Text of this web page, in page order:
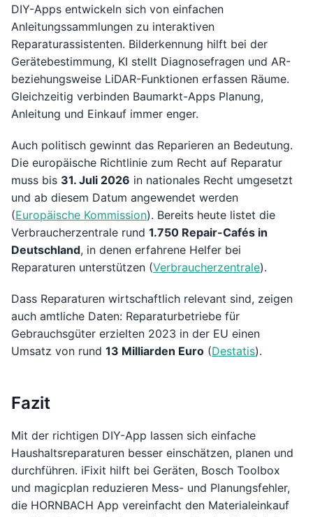
DIY-Apps entwickeln sich von einfachen
Anleitungssammlungen zu interaktiven
Reparaturassistenten. Bilderkennung hilft bei der
Gerätebestimmung, KI stellt Diagnosefragen und AR-
beziehungsweise LiDAR-Funktionen erfassen Räume.
Gleichzeitig verbinden Baumarkt-Apps Planung,
Anleitung und Einkauf immer enger.
Auch politisch gewinnt das Reparieren an Bedeutung.
Die europäische Richtlinie zum Recht auf Reparatur
muss bis 31. Juli 2026 in nationales Recht umgesetzt
und ab diesem Datum angewendet werden
(Europäische Kommission). Bereits heute listet die
Verbraucherzentrale rund 1.750 Repair-Cafés in
Deutschland, in denen erfahrene Helfer bei
Reparaturen unterstützen (Verbraucherzentrale).
Dass Reparaturen wirtschaftlich relevant sind, zeigen
auch amtliche Daten: Reparaturbetriebe für
Gebrauchsgüter erzielten 2023 in der EU einen
Umsatz von rund 13 Milliarden Euro (Destatis).
Fazit
Mit der richtigen DIY-App lassen sich einfache
Haushaltsreparaturen besser einschätzen, planen und
durchführen. iFixit hilft bei Geräten, Bosch Toolbox
und magicplan reduzieren Mess- und Planungsfehler,
die HORNBACH App vereinfacht den Materialeinkauf